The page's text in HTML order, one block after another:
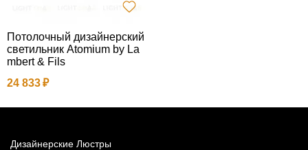
Потолочный дизайнерский
светильник Atomium by La
mbert & Fils
24 833
Дизайнерские Люстры